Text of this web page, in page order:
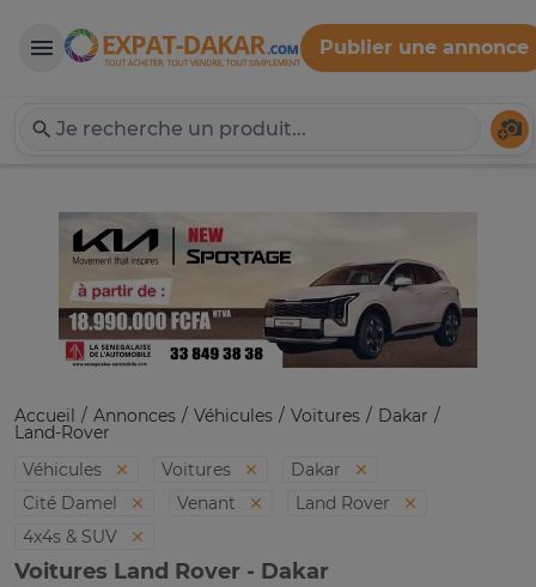
Expat-Dakar
Publier une annonce
Accueil Annonces Véhicules Voitures Dakar
Land-Rover
Véhicules
Voitures
Dakar
Cité Damel
Venant
Land Rover
4x4s & SUV
Voitures Land Rover - Dakar